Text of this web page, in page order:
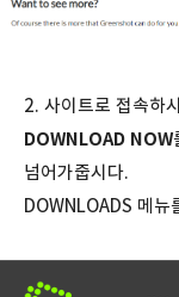
2. 사이트로 접속하
DOWNLOAD NOW
넘어가줍시다.
DOWNLOADS 메뉴